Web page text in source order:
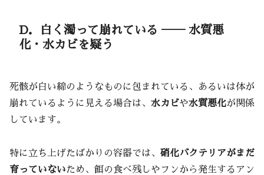
D．白く濁って崩れている ── 水質悪
化・水カビを疑う
死骸が白い綿のようなものに包まれている、あるいは体が
崩れているように見える場合は、 水カビや水質悪化が関係
しています。
特に立ち上げたばかりの容器では、 硝化バクテリアがまだ
育っていないため、餌の食べ残しやフンから発生するアン